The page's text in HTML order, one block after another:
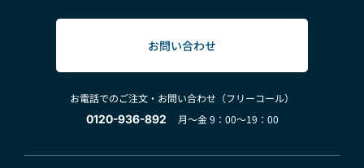
会員登録について
当サイトにおいてのご購入は、「会員登録をして購入」
か「会員登録せずに購入」のどちらでも可能です。
※ログインには、会員登録時に入力したメールアドレス
およびパスワードが必要になります。
お問い合わせ
お電話でのご注文・お問い合わせ（フリーコール）
0120-936-892
月～金 9：00～19：00